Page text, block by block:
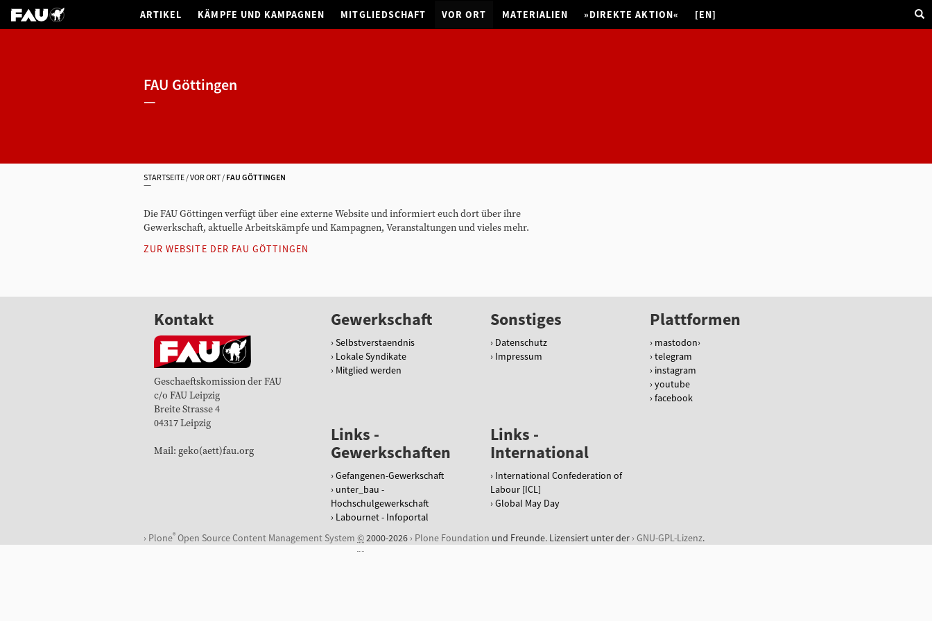
ARTIKEL KÄMPFE UND KAMPAGNEN MITGLIEDSCHAFT VOR ORT MATERIALIEN »DIREKTE AKTION« [EN]
FAU Göttingen
STARTSEITE VOR ORT FAU GÖTTINGEN
Die FAU Göttingen verfügt über eine externe Website und informiert euch dort über ihre
Gewerkschaft, aktuelle Arbeitskämpfe und Kampagnen, Veranstaltungen und vieles mehr.
ZUR WEBSITE DER FAU GÖTTINGEN
Kontakt
Geschaeftskomission der FAU
c/o FAU Leipzig
Breite Strasse 4
04317 Leipzig
Mail: geko(aett)fau.org
Gewerkschaft
Selbstverstaendnis
Lokale Syndikate
Mitglied werden
Sonstiges
Datenschutz
Impressum
Plattformen
mastodon
telegram
instagram
youtube
facebook
Links -
Gewerkschaften
Gefangenen-Gewerkschaft
unter_bau -
Hochschulgewerkschaft
Labournet - Infoportal
Links -
International
International Confederation of
Labour [ICL]
Global May Day
Plone® Open Source Content Management System ©2000-2026 Plone Foundation und Freunde. Lizensiert unter der GNU-GPL-Lizenz.